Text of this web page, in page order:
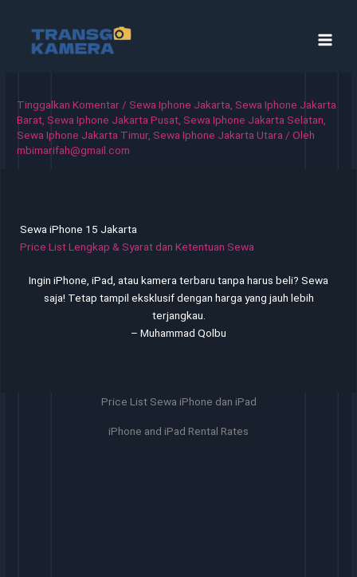
konten
Tinggalkan Komentar / Sewa Iphone Jakarta Sewa Iphone Jakarta
Barat Sewa Iphone Jakarta Pusat Sewa Iphone Jakarta Selatan
Sewa Iphone Jakarta Timur, Sewa Iphone Jakarta Utara / Oleh
mbimarifah@gmail.com
Sewa iPhone 15 Jakarta
Price List Lengkap & Syarat dan Ketentuan Sewa
Ingin iPhone, iPad, atau kamera terbaru tanpa harus beli? Sewa
saja! Tetap tampil eksklusif dengan harga yang jauh lebih
terjangkau.
– Muhammad Qolbu
Price List Sewa iPhone dan iPad
iPhone and iPad Rental Rates